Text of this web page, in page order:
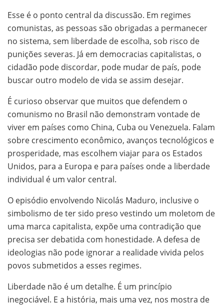
Esse é o ponto central da discussão. Em regimes
comunistas, as pessoas são obrigadas a permanecer
no sistema, sem liberdade de escolha, sob risco de
punições severas. Já em democracias capitalistas, o
cidadão pode discordar, pode mudar de país, pode
buscar outro modelo de vida se assim desejar.
É curioso observar que muitos que defendem o
comunismo no Brasil não demonstram vontade de
viver em países como China, Cuba ou Venezuela. Falam
sobre crescimento econômico, avanços tecnológicos e
prosperidade, mas escolhem viajar para os Estados
Unidos, para a Europa e para países onde a liberdade
individual é um valor central.
O episódio envolvendo Nicolás Maduro, inclusive o
simbolismo de ter sido preso vestindo um moletom de
uma marca capitalista, expõe uma contradição que
precisa ser debatida com honestidade. A defesa de
ideologias não pode ignorar a realidade vivida pelos
povos submetidos a esses regimes.
Liberdade não é um detalhe. É um princípio
inegociável. E a história, mais uma vez, nos mostra de